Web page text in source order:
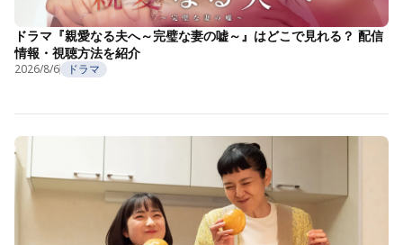
ドラマ『親愛なる夫へ～完璧な妻の嘘～』はどこで見れる？ 配信
情報・視聴方法を紹介
2026/8/6 ドラマ